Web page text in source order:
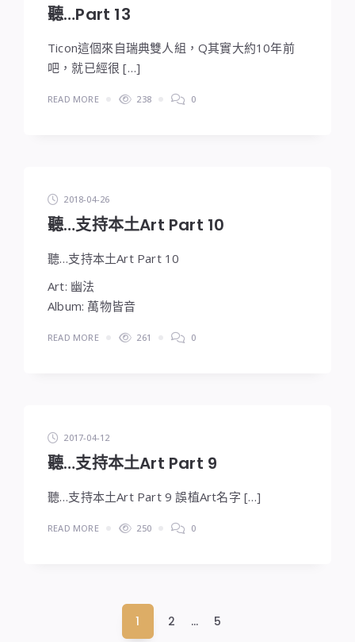
聽…Part 13
Ticon這個來自瑞典雙人組，Q其實大約10年前
吧，就已經很 […]
READ MORE 238 0
2018-04-26
聽…支持本土Art Part 10
聽…支持本土Art Part 10
Art: 幽法
Album: 萬物皆音
READ MORE 261 0
2017-04-12
聽…支持本土Art Part 9
聽…支持本土Art Part 9 誤植Art名字 […]
READ MORE 250 0
1 2 ... 5